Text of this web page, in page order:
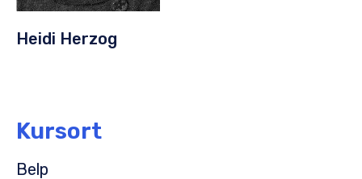
Heidi Herzog
Kursort
Belp